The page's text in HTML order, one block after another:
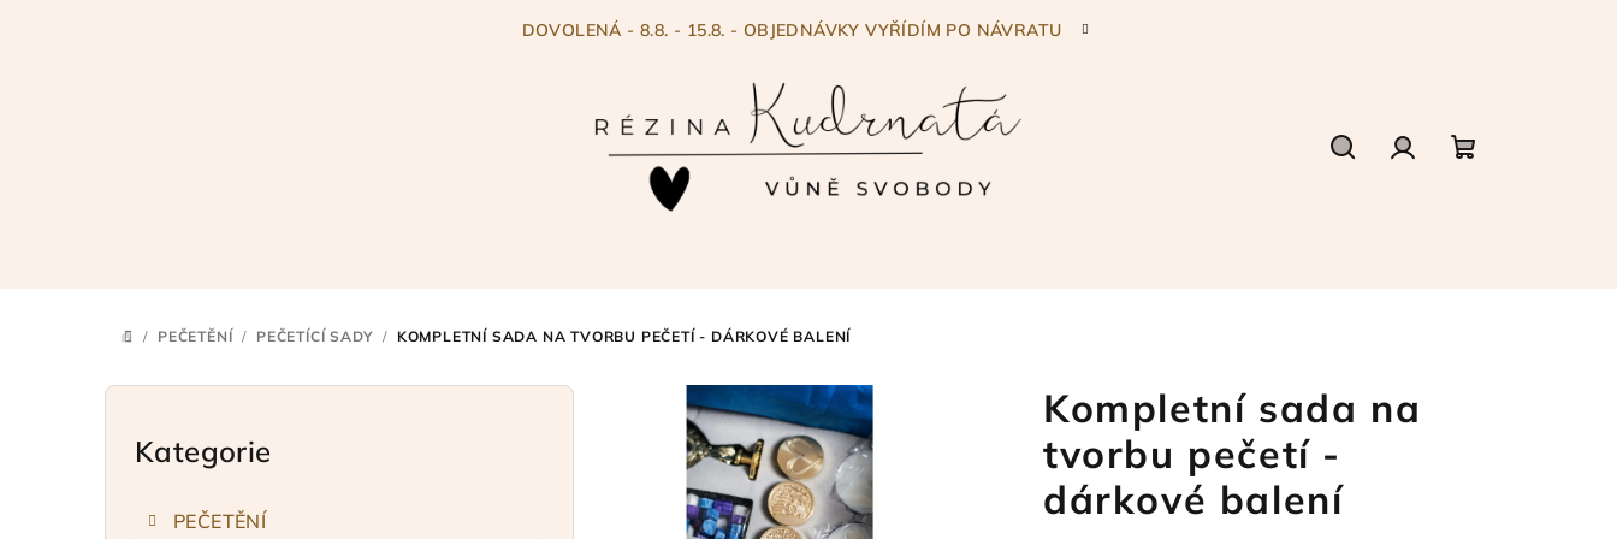
DOVOLENÁ - 8.8. - 15.8. - OBJEDNÁVKY VYŘÍDÍM PO NÁVRATU
DOMŮ
/ PEČETĚNÍ / PEČETÍCÍ SADY / KOMPLETNÍ SADA NA TVORBU PEČETÍ - DÁRKOVÉ BALENÍ
P
Přeskočit
kategorie
Kategorie
PEČETĚNÍ
Kompletní sada na
tvorbu pečetí -
dárkové balení